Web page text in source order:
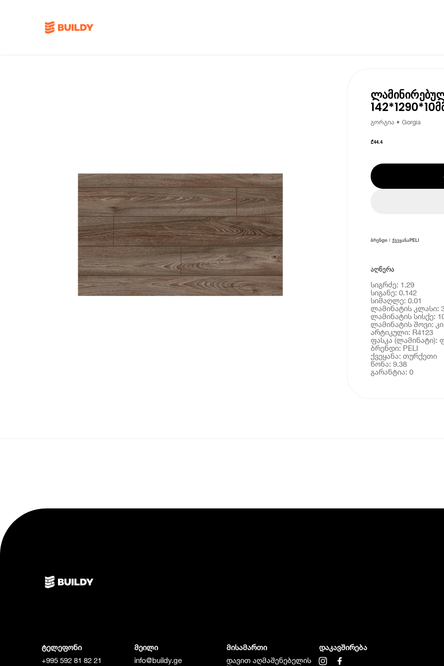
გორგია • Gorgia
₾44.4
ბრენდი / ქვეყანაPELI
აღწერა
სიგრძე: 1.29
სიგანე: 0.142
სიმაღლე: 0.01
ლამინატის კლასი:
ლამინატის სისქე:
ლამინატის შოვი: კი
არტიკული: R4123
ფასკა (ლამინატი):
ბრენდი: PELI
ქვეყანა: თურქეთი
წონა: 9.38
გარანტია: 0
ტელეფონი
+995 592 81 82 21
მეილი
info@buildy.ge
მისამართი
დავით აღმაშენებელის
დაკავშირება